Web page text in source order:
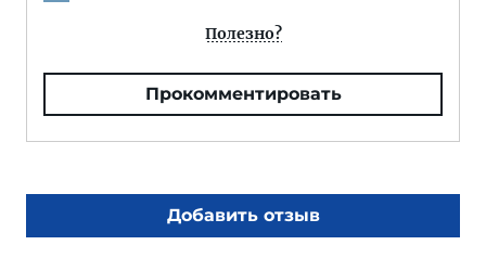
Полезно?
Прокомментировать
Добавить отзыв